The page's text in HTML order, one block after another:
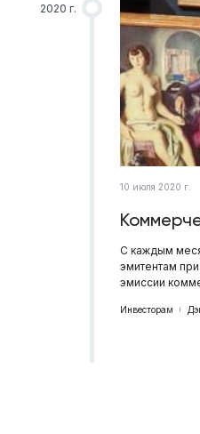
2020 г.
10 июля 2020 г.
С каждым
эмитентам
эмиссии
Инвесторам